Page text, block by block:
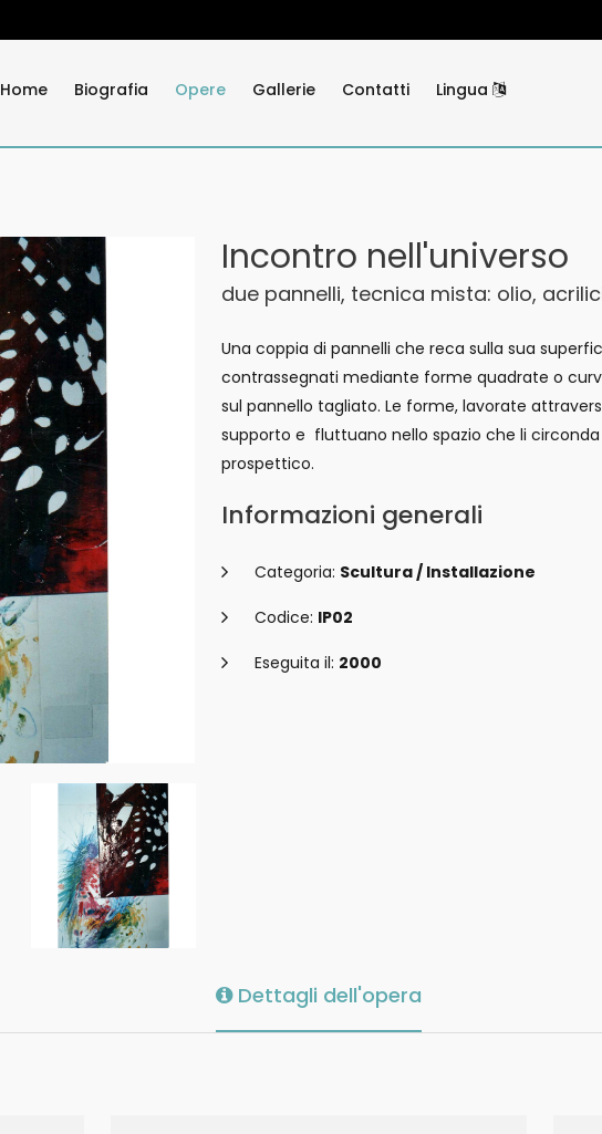
Home Biografia Opere Gallerie Contatti Lingua
Incontro nell'universo
due pannelli, tecnica mista: olio,
Una coppia di pannelli che reca sulla sua
contrassegnati mediante forme quadrate o
sul pannello tagliato. Le forme, lavorate
supporto e fluttuano nello spazio che li
prospettico.
Informazioni generali
Categoria: Scultura / Installazione
Codice: IP02
Eseguita il: 2000
Dettagli dell'opera